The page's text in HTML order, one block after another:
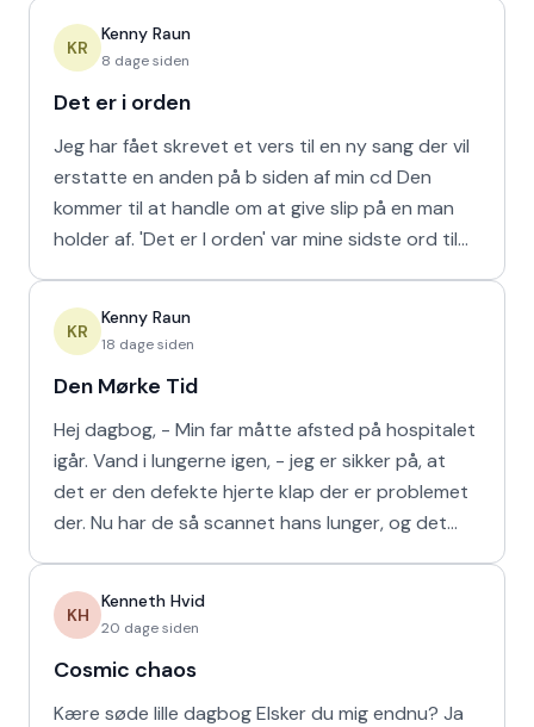
KR
Kenny Raun
8 dage siden
Det er i orden
Jeg har fået skrevet et vers til en ny sang der vil
erstatte en anden på b siden af min cd Den
kommer til at handle om at give slip på en man
holder af. 'Det er I orden' var mine sidste ord til
KR
Kenny Raun
18 dage siden
Den Mørke Tid
Hej dagbog, - Min far måtte afsted på hospitalet
igår. Vand i lungerne igen, - jeg er sikker på, at
det er den defekte hjerte klap der er problemet
der. Nu har de så scannet hans lunger, og det
KH
Kenneth Hvid
20 dage siden
Cosmic chaos
Kære søde lille dagbog Elsker du mig endnu? Ja